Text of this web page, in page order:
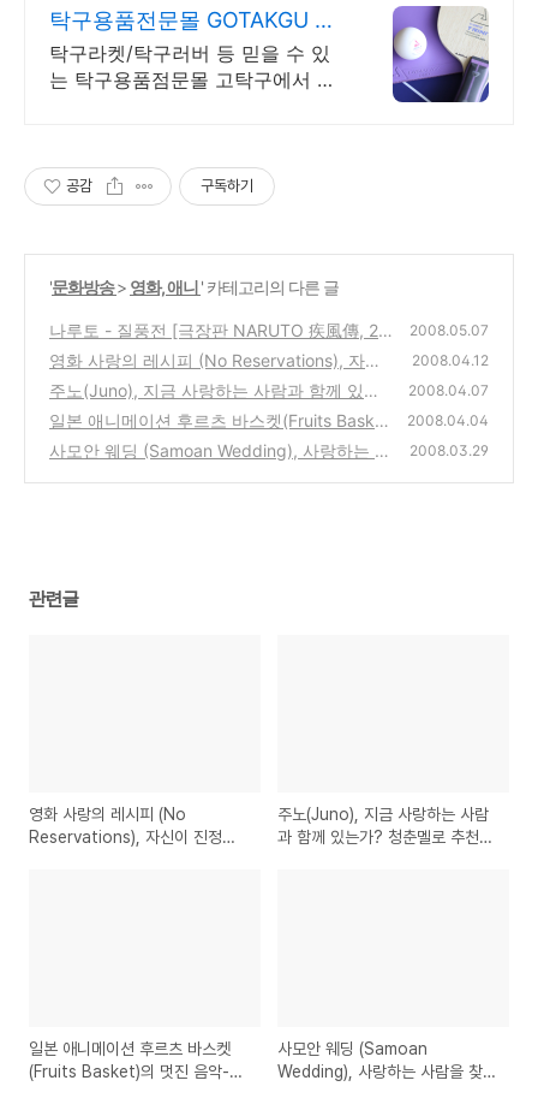
탁구용품전문몰 GOTAKGU 빠
른배송 친절 상담
탁구라켓/탁구러버 등 믿을 수 있
는 탁구용품점문몰 고탁구에서 만
공감 구독하기
'문화방송> 영화, 애니' 카테고리의 다른 글
나루토 - 질풍전 [극장판 NARUTO 疾風傳, 20
07]
(0)
2008.05.07
영화 사랑의 레시피 (No Reservations), 자신
이 진정으로 원하는것을 찾아가는 요리사의 이
야기
(0)
2008.04.12
주노(Juno), 지금 사랑하는 사람과 함께 있는
가? 청춘멜로 추천 영화 리뷰
(0)
2008.04.07
일본 애니메이션 후르츠 바스켓(Fruits Baske
t)의 멋진 음악-다시 태어날수는 없어도, 변해
2008.04.04
사모안 웨딩 (Samoan Wedding), 사랑하는 사
2008.03.29
관련글
영화 사랑의 레시피 (No
Reservations), 자신이 진정으
주노(Juno), 지금 사랑하는 사람
과 함께 있는가? 청춘멜로 추천
일본 애니메이션 후르츠 바스켓
(Fruits Basket)의 멋진 음악-다
사모안 웨딩 (Samoan
Wedding), 사랑하는 사람을 찾아